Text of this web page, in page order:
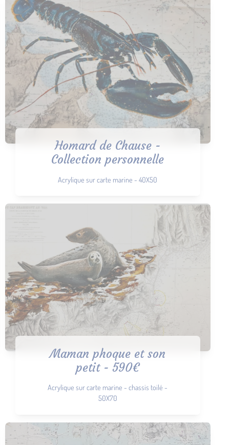
Homard de Chause -
Collection personnelle
Acrylique sur carte marine - 40X50
Maman phoque et son
petit - 590€
Acrylique sur carte marine - chassis toilé -
50X70